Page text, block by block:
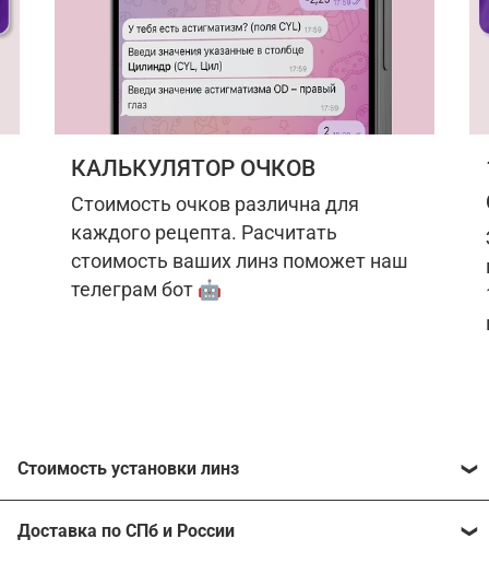
КАЛЬКУЛЯТОР ОЧКОВ
Стоимость очков различна для
каждого рецепта. Расчитать
стоимость ваших линз поможет наш
телеграм бот 🤖
Стоимость установки линз
Расчитать стоимость ваших линз поможет
Доставка по СПб и России